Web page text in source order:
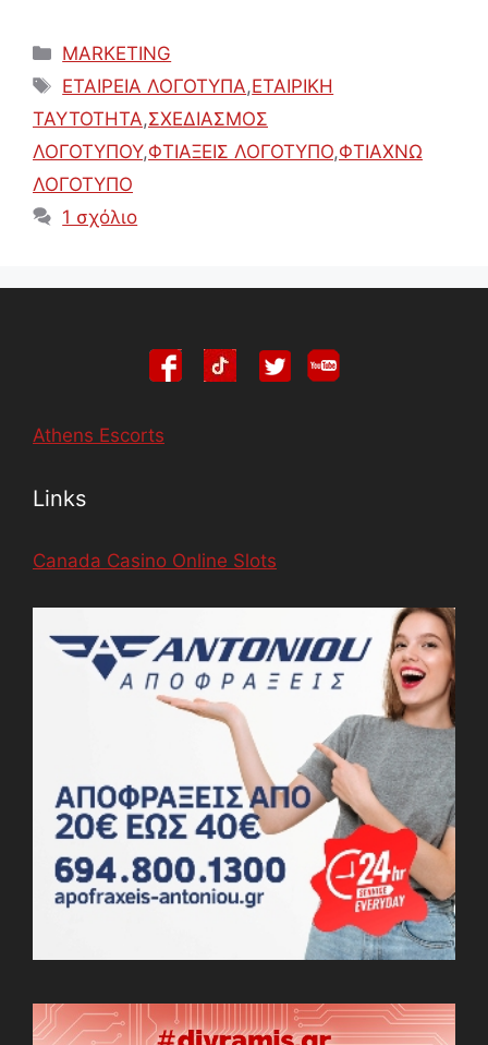
Κατηγορίες
MARKETING
Ετικέτες
ΕΤΑΙΡΕΙΑ ΛΟΓΟΤΥΠΑ,ΕΤΑΙΡΙΚΗ
ΤΑΥΤΟΤΗΤΑ,ΣΧΕΔΙΑΣΜΟΣ
ΛΟΓΟΤΥΠΟΥ,ΦΤΙΑΞΕΙΣ ΛΟΓΟΤΥΠΟ,ΦΤΙΑΧΝΩ
ΛΟΓΟΤΥΠΟ
1 σχόλιο
Athens Escorts
Links
Canada Casino Online Slots